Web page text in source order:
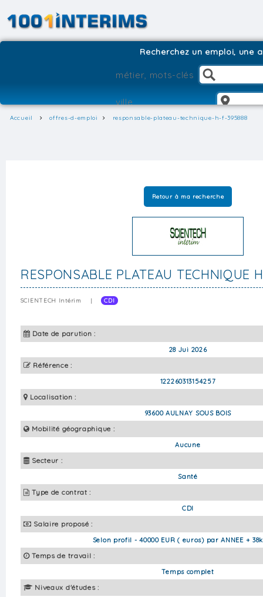
Recherchez un emploi, une
Accueil offres-d-emploi responsable-plateau-technique-h-f-395888
Retour à ma recherche
RESPONSABLE PLATEAU TECHNIQUE
SCIENTECH Intérim | CDI
Date de parution :
28 Jui 2026
Référence :
122260313154257
Localisation :
93600 AULNAY SOUS BOIS
Mobilité géographique :
Aucune
Secteur :
Santé
Type de contrat :
CDI
Salaire proposé :
Selon profil - 40000 EUR ( euros) par ANNEE +
Temps de travail :
Temps complet
Niveaux d'études :